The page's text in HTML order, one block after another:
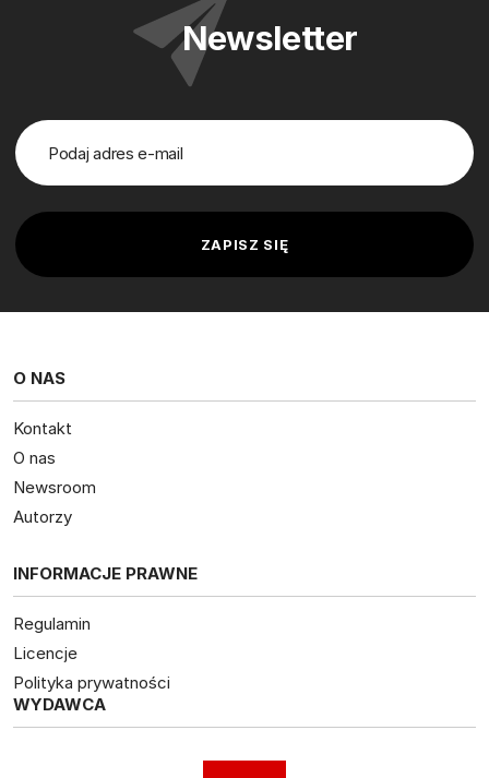
Newsletter
O NAS
Kontakt
O nas
Newsroom
Autorzy
INFORMACJE PRAWNE
Regulamin
Licencje
Polityka prywatności
WYDAWCA